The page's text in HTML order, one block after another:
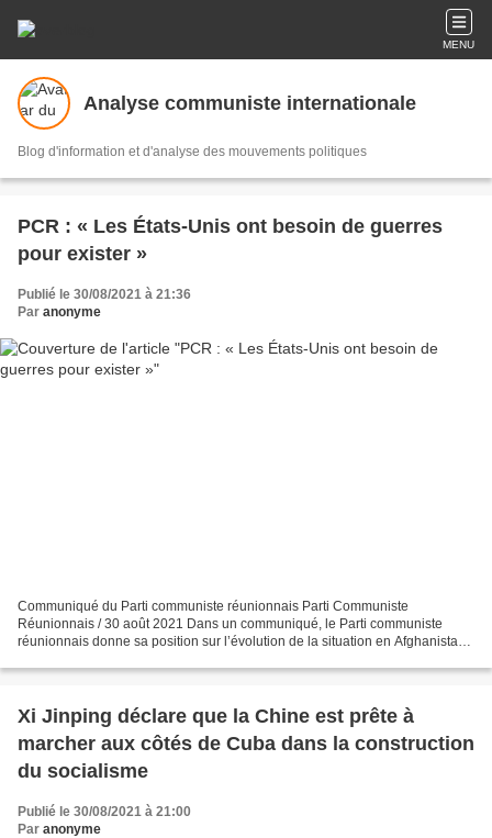
MENU
Analyse communiste internationale
Blog d'information et d'analyse des mouvements politiques
PCR : « Les États-Unis ont besoin de guerres
pour exister »
Publié le 30/08/2021 à 21:36
Par anonyme
Communiqué du Parti communiste réunionnais Parti Communiste
Réunionnais / 30 août 2021 Dans un communiqué, le Parti communiste
réunionnais donne sa position sur l’évolution de la situation en Afghanistan
Xi Jinping déclare que la Chine est prête à
marcher aux côtés de Cuba dans la construction
du socialisme
Publié le 30/08/2021 à 21:00
Par anonyme